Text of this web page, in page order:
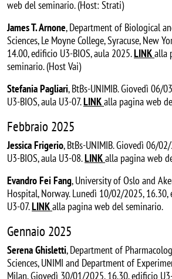
web del seminario. (Host: Strati)
James T. Arnone, Department of Biological
Sciences, Le Moyne College, Syracuse, New
14.00, edificio U3-BIOS, aula 2025.LINKalla
seminario. (Host Vai)
Stefania Pagliari, BtBs-UNIMIB. Giovedì 06/
U3-BIOS, aula U3-07.LINKalla pagina web
Febbraio 2025
Jessica Frigerio, BtBs-UNIMIB. Giovedì 06/
U3-BIOS, aula U3-08.LINKalla pagina web
Evandro Fei Fang, University of Oslo and
Hospital, Norway. Lunedì 10/02/2025, 16.30,
U3-07.LINKalla pagina web del seminario.
Gennaio 2025
Serena Ghisletti, Department of
Sciences, UNIMI and Department of
Milan. Giovedì 30/01/2025, 16.30, edificio